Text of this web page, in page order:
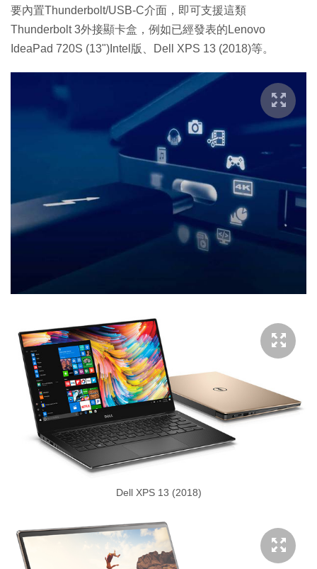
要內置Thunderbolt/USB-C介面，即可支援這類
Thunderbolt 3外接顯卡盒，例如已經發表的Lenovo
IdeaPad 720S (13")Intel版、Dell XPS 13 (2018)等。
Dell XPS 13 (2018)